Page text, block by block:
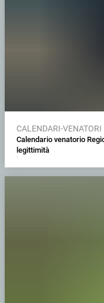
CALENDARI-VENATORI
Calendario venatorio
legittimità